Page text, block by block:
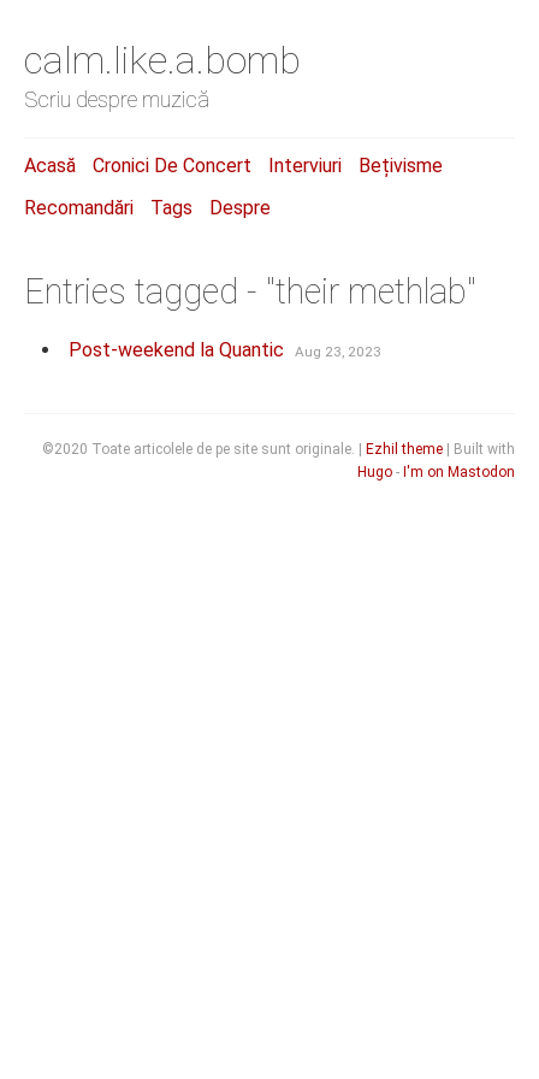
calm.like.a.bomb
Scriu despre muzică
Acasă Cronici De Concert Interviuri
Bețivisme
Recomandări
Tags Despre
Entries tagged - "their methlab"
Post-weekend la Quantic Aug 23, 2023
©2020 Toate articolele de pe site sunt originale. | Ezhil theme | Built with
Hugo - I'm on Mastodon